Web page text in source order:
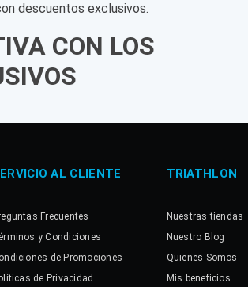
descuentos exclusivos.
CON LOS
AL CLIENTE
Frecuentes
y Condiciones
de Promociones
de Privacidad
TRIATHLON
Nuestras tiendas
Nuestro Blog
Quienes Somos
Mis beneficios